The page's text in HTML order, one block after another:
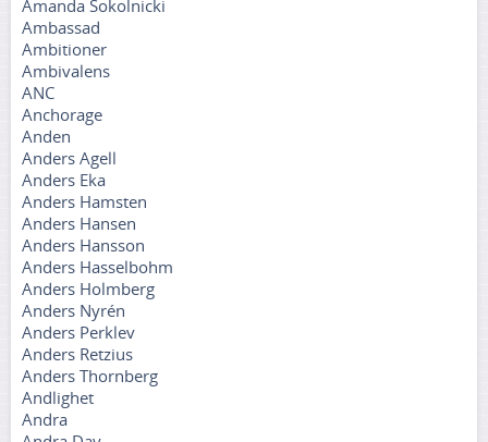
Amanda Sokolnicki
Ambassad
Ambitioner
Ambivalens
ANC
Anchorage
Anden
Anders Agell
Anders Eka
Anders Hamsten
Anders Hansen
Anders Hansson
Anders Hasselbohm
Anders Holmberg
Anders Nyrén
Anders Perklev
Anders Retzius
Anders Thornberg
Andlighet
Andra